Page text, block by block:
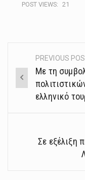
POST VIEWS: 21
Post
navigation
PREVIOUS
Με τη
ελληνικό
Σε εξέλιξη